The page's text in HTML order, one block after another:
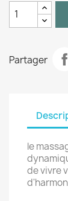
Partager
le
de vivre